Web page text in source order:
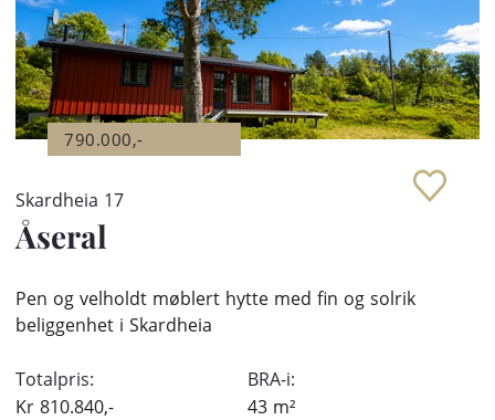
790.000,-
Skardheia 17
Åseral
Pen og velholdt møblert hytte med fin og solrik
beliggenhet i Skardheia
Totalpris:
Kr 810.840,-
BRA-i:
43 m²